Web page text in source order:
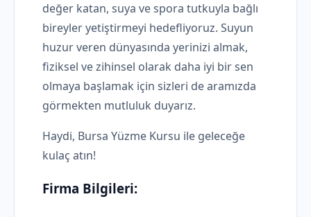
değer katan, suya ve spora tutkuyla bağlı
bireyler yetiştirmeyi hedefliyoruz. Suyun
huzur veren dünyasında yerinizi almak,
fiziksel ve zihinsel olarak daha iyi bir sen
olmaya başlamak için sizleri de aramızda
görmekten mutluluk duyarız.
Haydi, Bursa Yüzme Kursu ile geleceğe
kulaç atın!
Firma Bilgileri: